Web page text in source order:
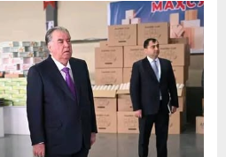
х
т
а
р
б